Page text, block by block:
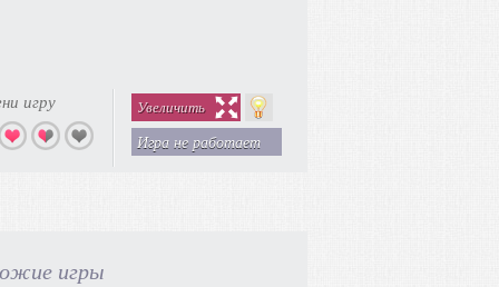
игру Увеличить
Игра не работает
игры